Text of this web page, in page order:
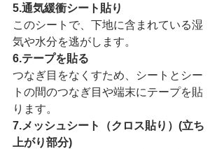
5.通気緩衝シート貼り
このシートで、下地に含まれている湿
気や水分を逃がします。
6.テープを貼る
つなぎ目をなくすため、シートとシー
トの間のつなぎ目や端末にテープを貼
ります。
7.メッシュシート（クロス貼り）(立ち
上がり部分)